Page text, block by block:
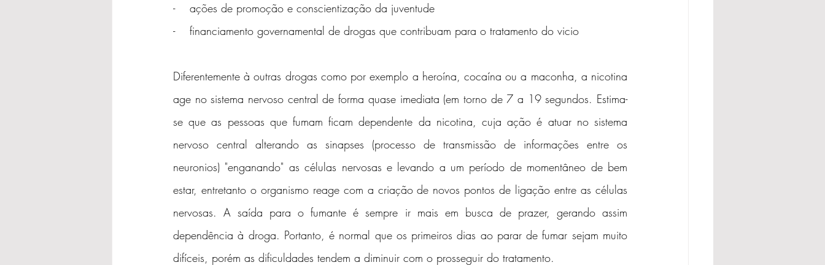
-    ações de promoção e conscientização da juventude
-    financiamento governamental de drogas que contribuam para o tratamento do vicio
Diferentemente à outras drogas como por exemplo a heroína, cocaína ou a maconha, a nicotina
age no sistema nervoso central de forma quase imediata (em torno de 7 a 19 segundos. Estima-
se que as pessoas que fumam ficam dependente da nicotina, cuja ação é atuar no sistema
nervoso central alterando as sinapses (processo de transmissão de informações entre os
neuronios) "enganando" as células nervosas e levando a um período de momentâneo de bem
estar, entretanto o organismo reage com a criação de novos pontos de ligação entre as células
nervosas. A saída para o fumante é sempre ir mais em busca de prazer, gerando assim
dependência à droga. Portanto, é normal que os primeiros dias ao parar de fumar sejam muito
difíceis, porém as dificuldades tendem a diminuir com o prosseguir do tratamento.